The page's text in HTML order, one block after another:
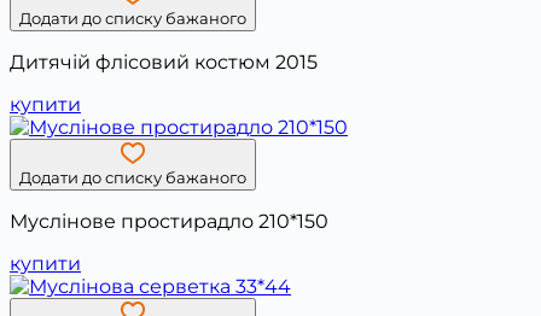
Додати до списку бажаного
Дитячій флісовий костюм 2015
купити
Додати до списку бажаного
Муслінове простирадло 210*150
купити